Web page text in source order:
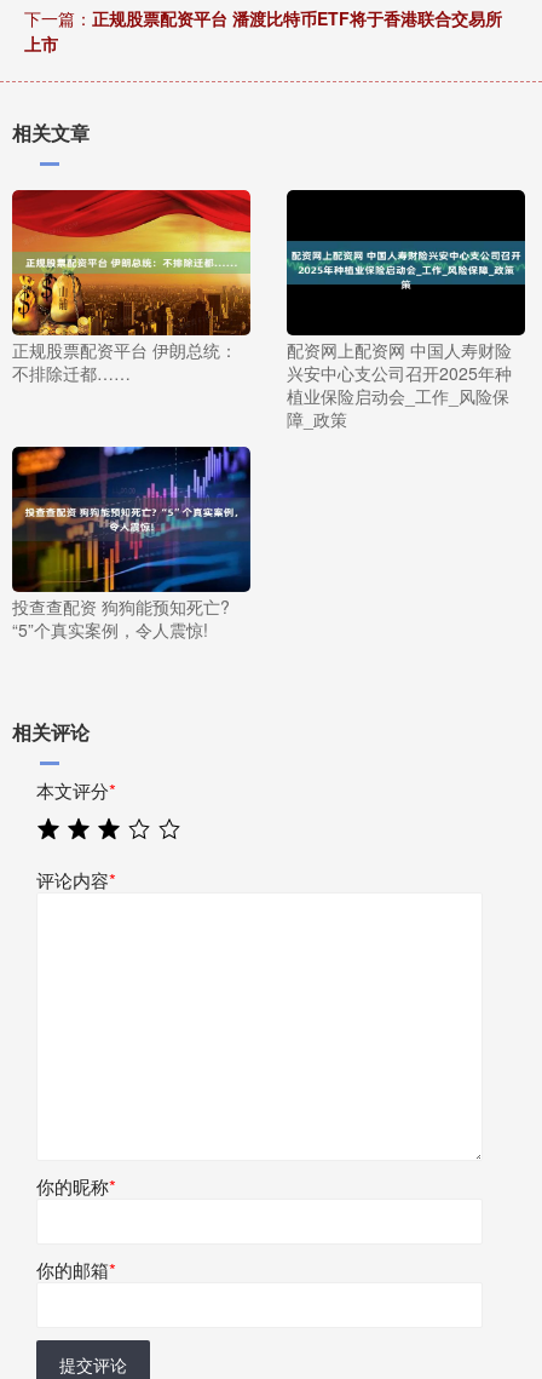
下一篇： 正规股票配资平台 潘渡比特币ETF将于香港联合交易所
上市
相关文章
正规股票配资平台 伊朗总统：
不排除迁都……
配资网上配资网 中国人寿财险
兴安中心支公司召开2025年种
植业保险启动会_工作_风险保
障_政策
投查查配资 狗狗能预知死亡?
“5”个真实案例，令人震惊!
相关评论
本文评分*
评论内容*
你的昵称*
你的邮箱*
提交评论